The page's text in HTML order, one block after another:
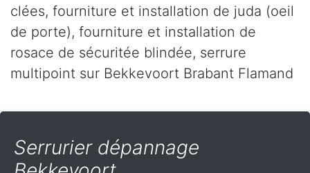
clées, fourniture et installation de juda (oeil
de porte), fourniture et installation de
rosace de sécuritée blindée, serrure
multipoint sur Bekkevoort Brabant Flamand
Serrurier dépannage